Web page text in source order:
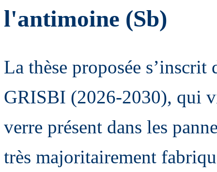
l'antimoine (Sb)
La thèse proposée
GRISBI (2026-2030), qui
verre présent dans les
très majoritairement